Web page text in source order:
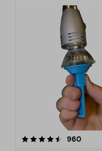
960
4.5av 5 stjerner